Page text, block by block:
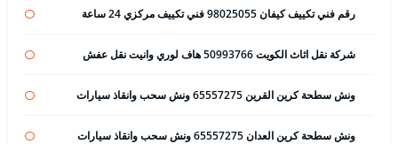
رقم فني تكييف كيفان 98025055 فني تكييف مركزي 24 ساعة
شركة نقل اثاث الكويت 50993766 هاف لوري وانيت نقل عفش
ونش سطحة كرين القرين 65557275 ونش سحب وانقاذ سيارات
ونش سطحة كرين العدان 65557275 ونش سحب وانقاذ سيارات